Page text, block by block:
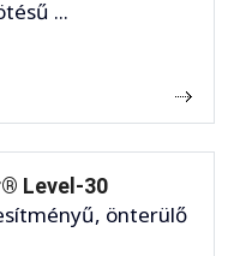
...
Level-30
önterülő